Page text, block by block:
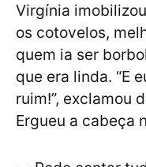
Virgínia
os cotovelos,
quem ia ser
que era linda. “E
ruim!”, exclamou
Ergueu a cabeça